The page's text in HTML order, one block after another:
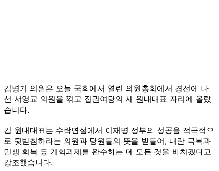
김병기 의원은 오늘 국회에서 열린 의원총회에서 경선에 나
선 서영교 의원을 꺾고 집권여당의 새 원내대표 자리에 올랐
습니다.
김 원내대표는 수락연설에서 이재명 정부의 성공을 적극적으
로 뒷받침하라는 의원과 당원들의 뜻을 받들어, 내란 극복과
민생 회복 등 개혁과제를 완수하는 데 모든 것을 바치겠다고
강조했습니다.